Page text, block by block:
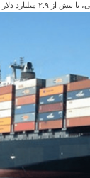
ارزی ایستاده است.